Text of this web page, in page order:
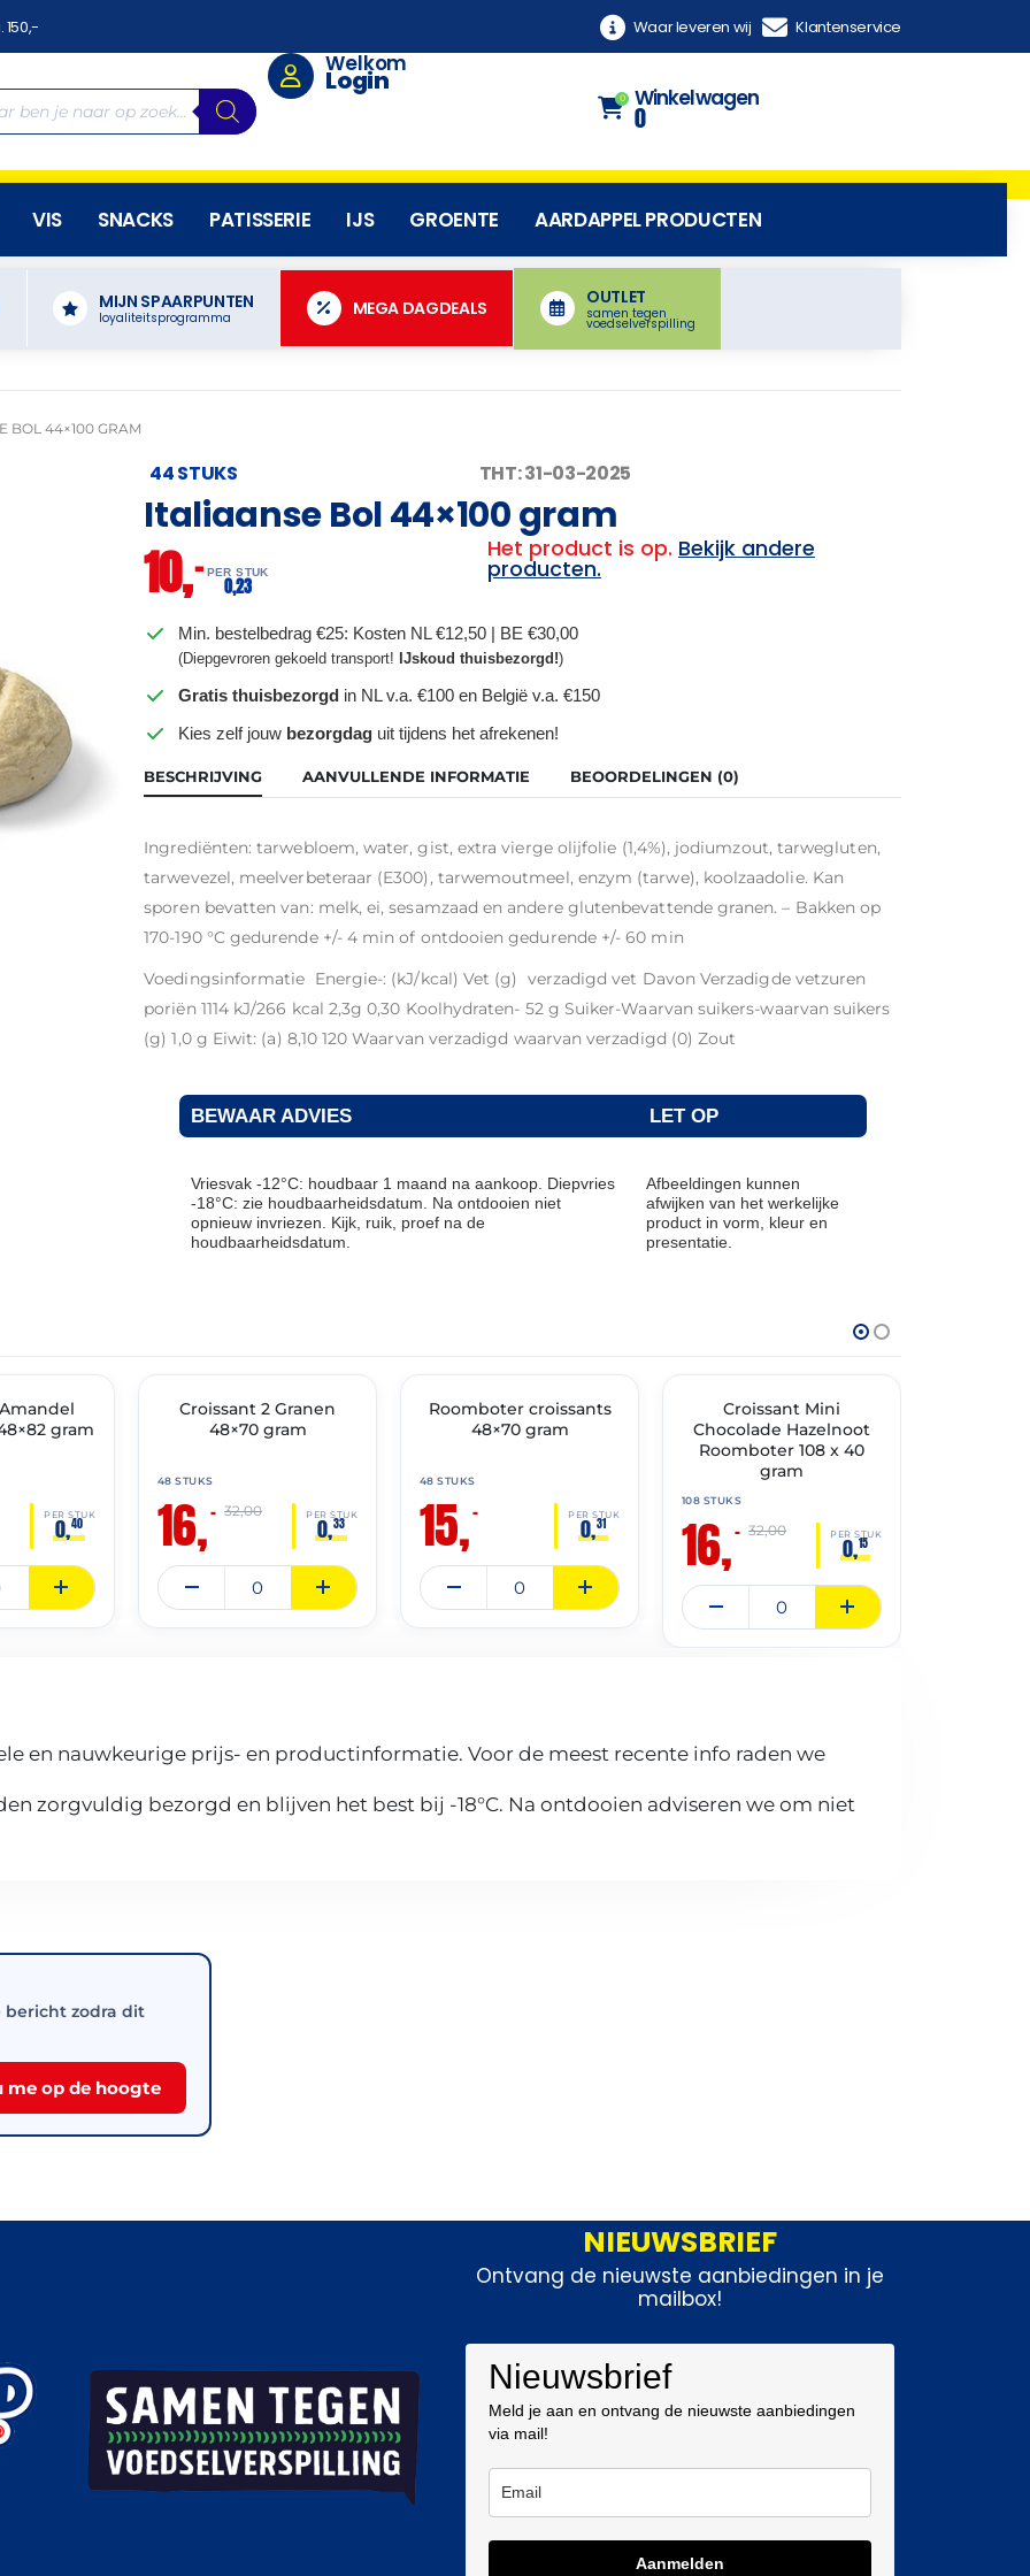
150,- Waar leveren wij Klantenservice
Welkom
Login
0 Winkelwagen
0
VIS SNACKS PATISSERIE IJS GROENTE AARDAPPEL PRODUCTEN
MIJN SPAARPUNTEN
loyaliteitsprogramma MEGA DAGDEALS
OUTLET
samen tegen
voedselverspilling
BOL 44×100 GRAM
44 STUKS THT: 31-03-2025
Italiaanse Bol 44×100 gram
10,– PER STUK
0,23
Het product is op. Bekijk andere
producten.
Min. bestelbedrag €25: Kosten NL €12,50 | BE €30,00
(Diepgevroren gekoeld transport!IJskoud thuisbezorgd!)
Gratis thuisbezorgd in NL v.a. €100 en België v.a. €150
Kies zelf jouw bezorgdag uit tijdens het afrekenen!
BESCHRIJVING AANVULLENDE INFORMATIE BEOORDELINGEN (0)
Ingrediënten: tarwebloem, water, gist, extra vierge olijfolie (1,4%), jodiumzout, tarwegluten,
tarwevezel, meelverbeteraar (E300), tarwemoutmeel, enzym (tarwe), koolzaadolie. Kan
sporen bevatten van: melk, ei, sesamzaad en andere glutenbevattende granen. – Bakken op
170-190 °C gedurende +/- 4 min of ontdooien gedurende +/- 60 min
Voedingsinformatie Energie-: (kJ/kcal) Vet (g) verzadigd vet Davon Verzadigde vetzuren
poriën 1114 kJ/266 kcal 2,3g 0,30 Koolhydraten- 52 g Suiker-Waarvan suikers-waarvan suikers
(g) 1,0 g Eiwit: (a) 8,10 120 Waarvan verzadigd waarvan verzadigd (0) Zout
BEWAAR ADVIES LET OP
Vriesvak -12°C: houdbaar 1 maand na aankoop. Diepvries
-18°C: zie houdbaarheidsdatum. Na ontdooien niet
opnieuw invriezen. Kijk, ruik, proef na de
houdbaarheidsdatum.
Afbeeldingen kunnen
afwijken van het werkelijke
product in vorm, kleur en
presentatie.
gram
PER STUK
0,40
🔥 OP=OP
Croissant 2 Granen
48×70 gram
48 STUKS
16,– PER STUK
0,33
32,00
🔥 OP=OP
Roomboter croissants
48×70 gram
48 STUKS
15,– PER STUK
0,31
🔥 OP=OPCroissant Mini
Chocolade Hazelnoot
Roomboter 108 x 40
gram
108 STUKS
16,– PER STUK
0,15
32,00
en nauwkeurige prijs- en productinformatie. Voor de meest recente info raden we
zorgvuldig bezorgd en blijven het best bij -18°C. Na ontdooien adviseren we om niet
bericht zodra dit
me op de hoogte
NIEUWSBRIEF
Ontvang de nieuwste aanbiedingen in je
mailbox!
Nieuwsbrief
Meld je aan en ontvang de nieuwste aanbiedingen
via mail!
Aanmelden